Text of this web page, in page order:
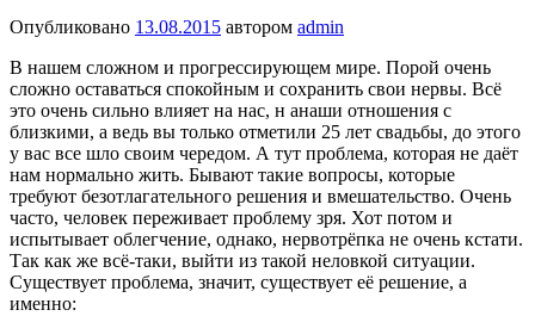
Опубликовано 13.08.2015 автором admin
В нашем сложном и прогрессирующем мире. Порой очень
сложно оставаться спокойным и сохранить свои нервы. Всё
это очень сильно влияет на нас, н анаши отношения с
близкими, а ведь вы только отметили 25 лет свадьбы, до этого
у вас все шло своим чередом. А тут проблема, которая не даёт
нам нормально жить. Бывают такие вопросы, которые
требуют безотлагательного решения и вмешательство. Очень
часто, человек переживает проблему зря. Хот потом и
испытывает облегчение, однако, нервотрёпка не очень кстати.
Так как же всё-таки, выйти из такой неловкой ситуации.
Существует проблема, значит, существует её решение, а
именно: